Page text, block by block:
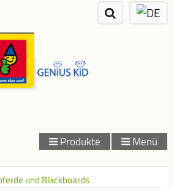
Produkte Menü
und Blackboards